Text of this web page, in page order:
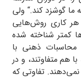
ما گوشزد کند.“ ولی
هر کاری روش‌هایی
کمتر شناخته شده
محاسبات ذهنی با
هم متفاوتند، و در
نمی‌دهند. تفاوتی که